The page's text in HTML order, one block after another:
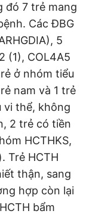
đó 7 trẻ mang
Các ĐBG
5
(1), COL4A5
ở nhóm tiểu
nam và 1 trẻ
vi thể, không
2 trẻ có tiền
HCTHKS,
Trẻ HCTH
thận, sang
hợp còn lại
bẩm